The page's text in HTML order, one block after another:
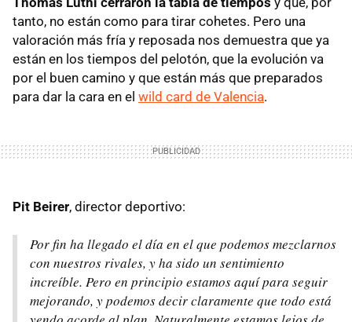
tanto, no están como para tirar cohetes. Pero una
valoración más fría y reposada nos demuestra que ya
están en los tiempos del pelotón, que la evolución va
por el buen camino y que están más que preparados
para dar la cara en el wild card de Valencia.
Pit Beirer, director deportivo:
Por fin ha llegado el día en el que podemos mezclarnos
con nuestros rivales, y ha sido un sentimiento
increíble. Pero en principio estamos aquí para seguir
mejorando, y podemos decir claramente que todo está